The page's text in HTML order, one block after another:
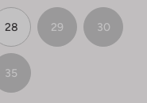
28 29 30
35